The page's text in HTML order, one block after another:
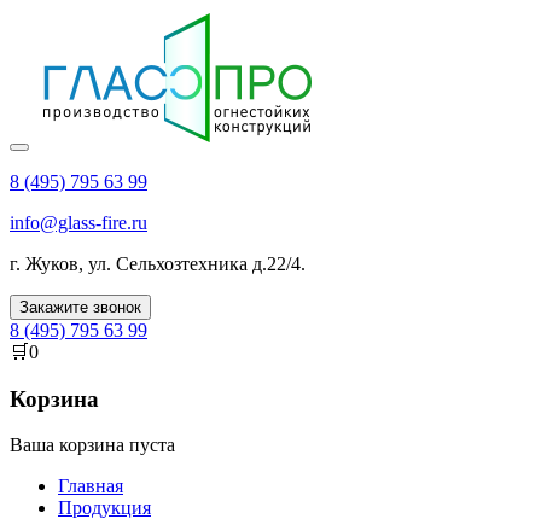
8 (495) 795 63 99
info@glass-fire.ru
г. Жуков, ул. Сельхозтехника д.22/4.
Закажите звонок
8 (495) 795 63 99
🛒0
Корзина
Ваша корзина пуста
Главная
Продукция